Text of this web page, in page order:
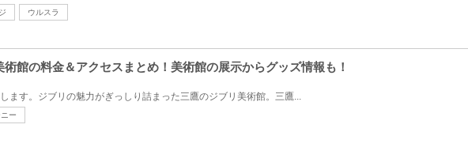
ウルスラ
術館の料金＆アクセスまとめ！美術館の展示からグッズ情報も！
ます。ジブリの魅力がぎっしり詰まった三鷹のジブリ美術館。三鷹...
ー